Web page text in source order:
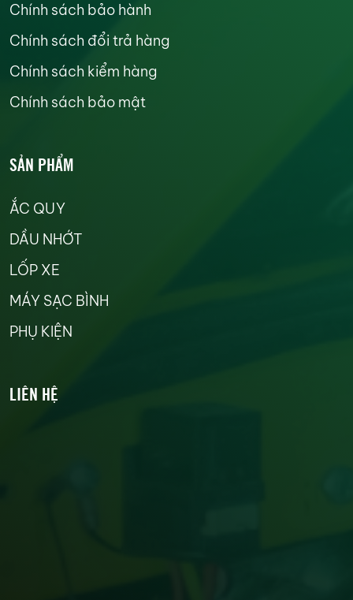
Chính sách bảo hành
Chính sách đổi trả hàng
Chính sách kiểm hàng
Chính sách bảo mật
SẢN PHẨM
ẮC QUY
DẦU NHỚT
LỐP XE
MÁY SẠC BÌNH
PHỤ KIỆN
LIÊN HỆ